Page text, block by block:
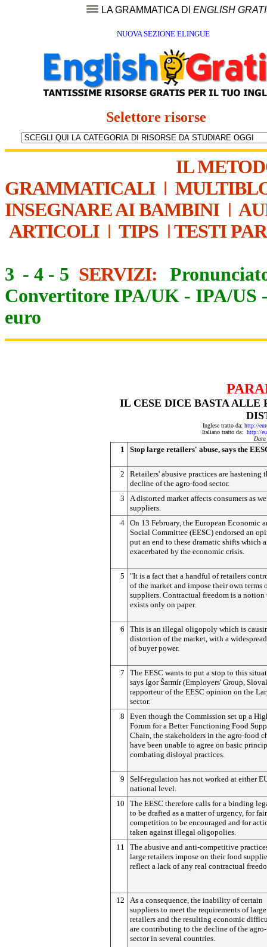
LA GRAMMATICA DI ENGLISH
NUOVA SEZIONE ELINGUE
Selettore risorse
IL
GRAMMATICALI|
INSEGNARE AI BAMBINI|
ARTICOLI| TIPS | TESTI
3 - 4 - 5 SERVIZI:
Convertitore IPA/UK - IPA/US
euro
IL CESE DICE BASTA ALLE
Inglese tratto da: http://
Italiano tratto da: http://
1 Stop large retailers' abuse, says the
2
Retailers' abusive practices are hastening
decline of the agro-food sector.
3
A distorted market affects consumers as
suppliers.
4 On 13 February, the European Economic
Social Committee (EESC) endorsed an
put an end to these dramatic shifts which
exacerbated by the economic crisis.
5
"It is a fact that a handful of retailers
of the market and impose their own terms
suppliers. Contractual freedom is a notion
exists only on paper.
6
This is an illegal oligopoly which is
distortion of the market, with a
of buyer power.
7
The EESC wants to put a stop to this
says Igor Šarmír (Employers' Group,
rapporteur of the EESC opinion on the
sector.
8
Even though the Commission set up a
Forum for a Better Functioning Food
Chain, the stakeholders in the agro-food
have been unable to agree on basic
combating disloyal practices.
9
Self-regulation has not worked at either
national level.
10
The EESC therefore calls for a binding
to be drafted as a matter of urgency, for fair
competition to be encouraged and for
taken against illegal oligopolies.
11
The abusive and anti-competitive
large retailers impose on their food
reflect a lack of any real contractual
12
As a consequence, the inability of certain
suppliers to meet the requirements of large
retailers and the resulting economic
are contributing to the decline of the
sector in several countries.